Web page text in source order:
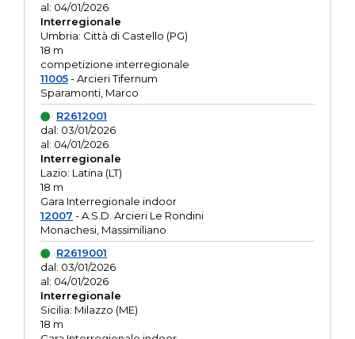
al: 04/01/2026
Interregionale
Umbria: Città di Castello (PG)
18 m
competizione interregionale
11005- Arcieri Tifernum
Sparamonti, Marco
R2612001
dal: 03/01/2026
al: 04/01/2026
Interregionale
Lazio: Latina (LT)
18 m
Gara Interregionale indoor
12007 - A.S.D. Arcieri Le Rondini
Monachesi, Massimiliano
R2619001
dal: 03/01/2026
al: 04/01/2026
Interregionale
Sicilia: Milazzo (ME)
18 m